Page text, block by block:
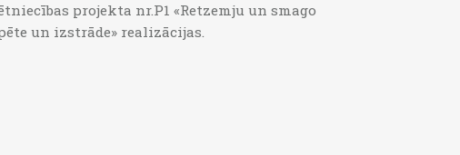
projekta nr.P1 «Retzemju un smago
un izstrāde» realizācijas.